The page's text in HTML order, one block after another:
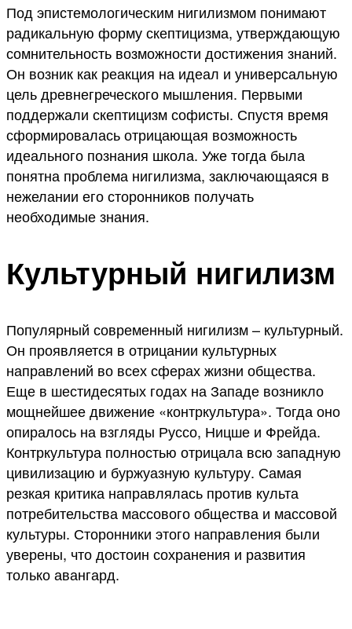
Под эпистемологическим нигилизмом понимают
радикальную форму скептицизма, утверждающую
сомнительность возможности достижения знаний.
Он возник как реакция на идеал и универсальную
цель древнегреческого мышления. Первыми
поддержали скептицизм софисты. Спустя время
сформировалась отрицающая возможность
идеального познания школа. Уже тогда была
понятна проблема нигилизма, заключающаяся в
нежелании его сторонников получать
необходимые знания.
Культурный нигилизм
Популярный современный нигилизм – культурный.
Он проявляется в отрицании культурных
направлений во всех сферах жизни общества.
Еще в шестидесятых годах на Западе возникло
мощнейшее движение «контркультура». Тогда оно
опиралось на взгляды Руссо, Ницше и Фрейда.
Контркультура полностью отрицала всю западную
цивилизацию и буржуазную культуру. Самая
резкая критика направлялась против культа
потребительства массового общества и массовой
культуры. Сторонники этого направления были
уверены, что достоин сохранения и развития
только авангард.